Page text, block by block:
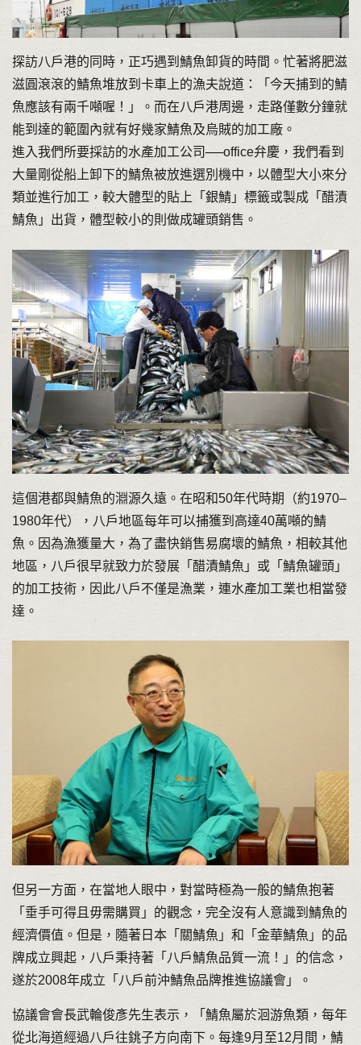
探訪八戶港的同時，正巧遇到鯖魚卸貨的時間。忙著將肥滋
滋圓滾滾的鯖魚堆放到卡車上的漁夫說道：「今天捕到的鯖
魚應該有兩千噸喔！」。而在八戶港周邊，走路僅數分鐘就
能到達的範圍內就有好幾家鯖魚及烏賊的加工廠。
進入我們所要採訪的水產加工公司──office弁慶，我們看到
大量剛從船上卸下的鯖魚被放進選別機中，以體型大小來分
類並進行加工，較大體型的貼上「銀鯖」標籤或製成「醋漬
鯖魚」出貨，體型較小的則做成罐頭銷售。
這個港都與鯖魚的淵源久遠。在昭和50年代時期（約1970–
1980年代），八戶地區每年可以捕獲到高達40萬噸的鯖
魚。因為漁獲量大，為了盡快銷售易腐壞的鯖魚，相較其他
地區，八戶很早就致力於發展「醋漬鯖魚」或「鯖魚罐頭」
的加工技術，因此八戶不僅是漁業，連水產加工業也相當發
達。
但另一方面，在當地人眼中，對當時極為一般的鯖魚抱著
「垂手可得且毋需購買」的觀念，完全沒有人意識到鯖魚的
經濟價值。但是，隨著日本「關鯖魚」和「金華鯖魚」的品
牌成立興起，八戶秉持著「八戶鯖魚品質一流！」的信念，
遂於2008年成立「八戶前沖鯖魚品牌推進協議會」。
協議會會長武輪俊彥先生表示，「鯖魚屬於洄游魚類，每年
從北海道經過八戶往銚子方向南下。每逢9月至12月間，鯖